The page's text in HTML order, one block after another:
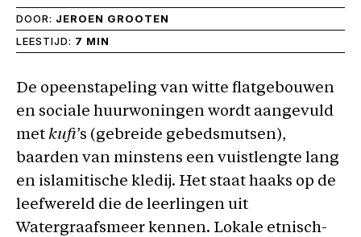
DOOR: JEROEN GROOTEN
LEESTIJD: 7 MIN
De opeenstapeling van witte flatgebouwen
en sociale huurwoningen wordt aangevuld
met kufi’s (gebreide gebedsmutsen),
baarden van minstens een vuistlengte lang
en islamitische kledij. Het staat haaks op de
leefwereld die de leerlingen uit
Watergraafsmeer kennen. Lokale etnisch-